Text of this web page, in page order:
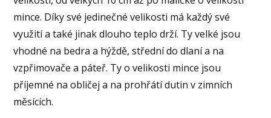
mince. Díky své jedinečné velikosti má každý své
využití a také jinak dlouho teplo drží. Ty velké jsou
vhodné na bedra a hýždě, střední do dlaní a na
vzpřimovače a páteř. Ty o velikosti mince jsou
příjemné na obličej a na prohřátí dutin v zimních
měsících.